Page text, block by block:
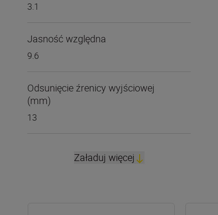
3.1
Jasność względna
9.6
Odsunięcie źrenicy wyjściowej
(mm)
13
Załaduj więcej